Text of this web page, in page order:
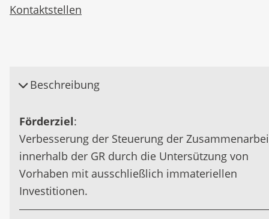
Kontaktstellen
Beschreibung
Förderziel:
Verbesserung der Steuerung der
innerhalb der GR durch die Untersützung von
Vorhaben mit ausschließlich immateriellen
Investitionen.